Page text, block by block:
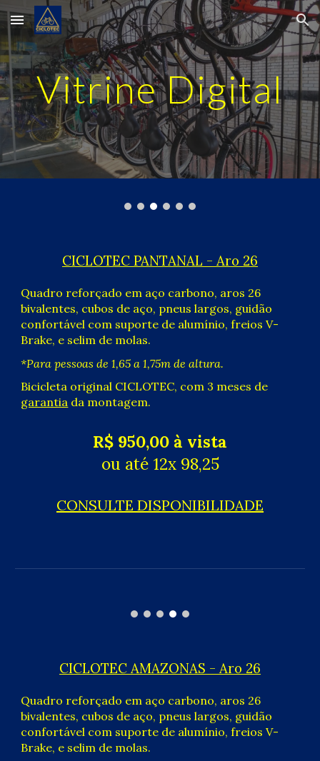
Skip to main content Skip to navigation
Vitrine Digital
CICLOTEC PANTANAL - Aro 26
Quadro reforçado em aço carbono, aros 26
bivalentes, cubos de aço, pneus largos, guidão
confortável com suporte de alumínio, freios V-
Brake, e selim de molas.
*Para pessoas de 1,65 a 1,75m de altura.
Bicicleta original CICLOTEC, com 3 meses de
garantia da montagem.
R$ 950,00 à vista
ou até 12x 98,25
CONSULTE DISPONIBILIDADE
CICLOTEC AMAZONAS - Aro 26
Quadro reforçado em aço carbono, aros 26
bivalentes, cubos de aço, pneuslargos, guidão
confortável com suporte de alumínio, freios V-
Brake, e selim de molas.